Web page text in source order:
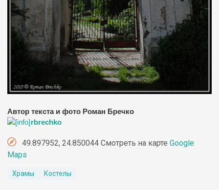
Автор текста и фото Роман Бречко
rbrechko
49.897952, 24.850044 Смотреть на карте Google
Maps
Храмы Костелы